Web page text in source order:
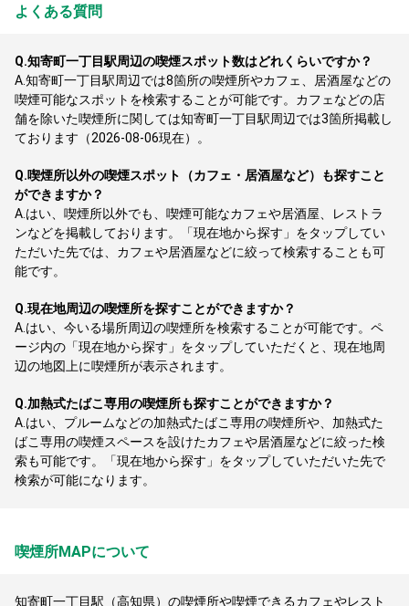
よくある質問
Q.知寄町一丁目駅周辺の喫煙スポット数はどれくらいですか？
A.知寄町一丁目駅周辺では8箇所の喫煙所やカフェ、居酒屋などの
喫煙可能なスポットを検索することが可能です。カフェなどの店
舗を除いた喫煙所に関しては知寄町一丁目駅周辺では3箇所掲載し
ております（2026-08-06現在）。
Q.喫煙所以外の喫煙スポット（カフェ・居酒屋など）も探すこと
ができますか？
A. はい、喫煙所以外でも、喫煙可能なカフェや居酒屋、レストラ
ンなどを掲載しております。「現在地から探す」をタップしてい
ただいた先では、カフェや居酒屋などに絞って検索することも可
能です。
Q.現在地周辺の喫煙所を探すことができますか？
A. はい、今いる場所周辺の喫煙所を検索することが可能です。ペ
ージ内の「現在地から探す」をタップしていただくと、現在地周
辺の地図上に喫煙所が表示されます。
Q.加熱式たばこ専用の喫煙所も探すことができますか？
A. はい、プルームなどの加熱式たばこ専用の喫煙所や、加熱式た
ばこ専用の喫煙スペースを設けたカフェや居酒屋などに絞った検
索も可能です。「現在地から探す」をタップしていただいた先で
検索が可能になります。
喫煙所MAPについて
知寄町一丁目駅（高知県）の喫煙所や喫煙できるカフェやレスト